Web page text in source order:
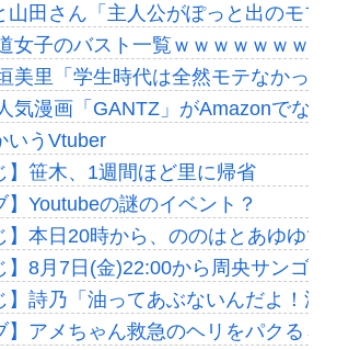
山田さん「主人公がぽっと出のモ
女子のバスト一覧ｗｗｗｗｗｗｗ
美里「学生時代は全然モテなかっ
気漫画「GANTZ」がAmazonでな
いうVtuber
】笹木、1週間ほど里に帰省
】Youtubeの謎のイベント？
】本日20時から、ののはとあゆゆで
】8月7日(金)22:00から周央サンゴ
】詩乃「油ってあぶないんだよ！油
】アメちゃん救急のヘリをパクる→